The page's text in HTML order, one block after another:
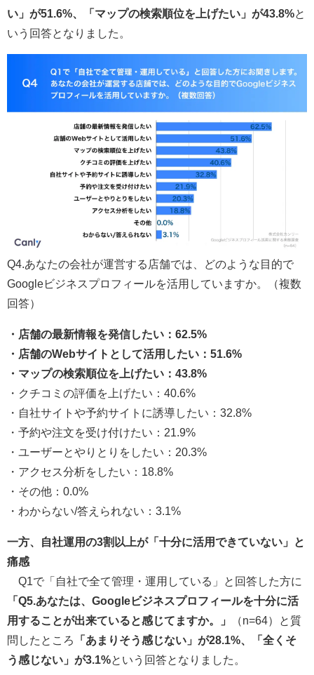
い」が51.6%、「マップの検索順位を上げたい」が43.8%と
いう回答となりました。
Q4.あなたの会社が運営する店舗では、どのような目的で
Googleビジネスプロフィールを活用していますか。（複数
回答）
・店舗の最新情報を発信したい：62.5%
・店舗のWebサイトとして活用したい：51.6%
・マップの検索順位を上げたい：43.8%
・クチコミの評価を上げたい：40.6%
・自社サイトや予約サイトに誘導したい：32.8%
・予約や注文を受け付けたい：21.9%
・ユーザーとやりとりをしたい：20.3%
・アクセス分析をしたい：18.8%
・その他：0.0%
・わからない/答えられない：3.1%
一方、自社運用の3割以上が「十分に活用できていない」と
痛感
Q1で「自社で全て管理・運用している」と回答した方に
「Q5.あなたは、Googleビジネスプロフィールを十分に活
用することが出来ていると感じてますか。」
（n=64）と質
問したところ
「あまりそう感じない」が28.1%、「全くそ
う感じない」が3.1%という回答となりました。